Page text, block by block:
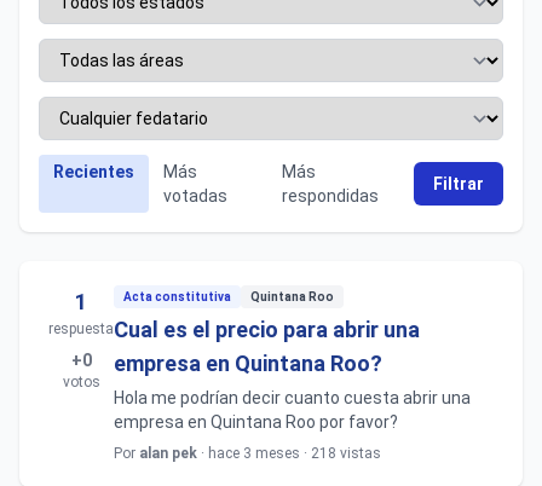
Recientes
Más
votadas
Más
respondidas
Filtrar
1
respuesta
+0
votos
Acta constitutiva Quintana Roo
Cual es el precio para abrir una
empresa en Quintana Roo?
Hola me podrían decir cuanto cuesta abrir una
empresa en Quintana Roo por favor?
Por alan pek · hace 3 meses · 218 vistas